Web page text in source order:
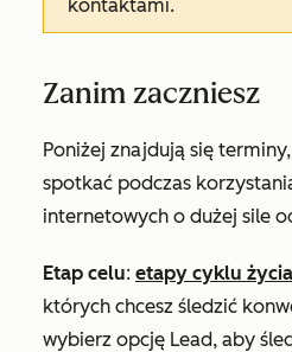
kontaktami.
Zanim zaczniesz
Poniżej znajdują się
spotkać podczas
internetowych o dużej sile
Etap celu: etapy cyklu życia
których chcesz śledzić
wybierz opcję Lead, aby